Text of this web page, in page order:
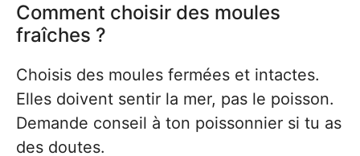
Comment choisir des moules
fraîches ?
Choisis des moules fermées et intactes.
Elles doivent sentir la mer, pas le poisson.
Demande conseil à ton poissonnier si tu as
des doutes.